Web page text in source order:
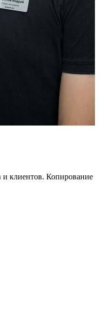
и клиентов. Копирование